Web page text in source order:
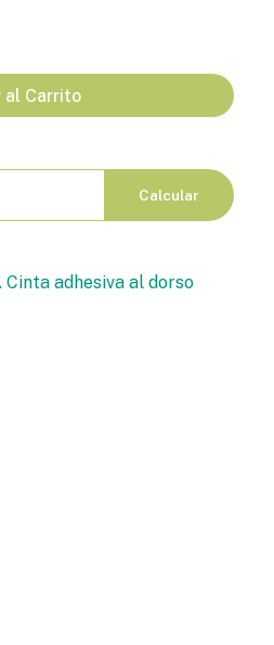
al Carrito
Calcular
adhesiva al dorso